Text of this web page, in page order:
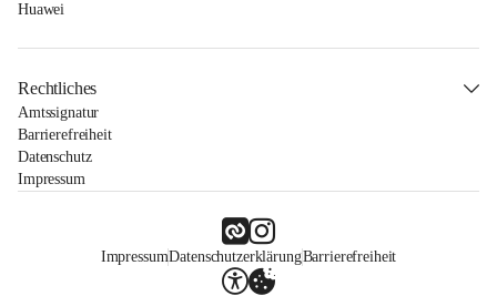
Huawei
Rechtliches
Amtssignatur
Barrierefreiheit
Datenschutz
Impressum
ImpressumDatenschutzerklärungBarrierefreiheit